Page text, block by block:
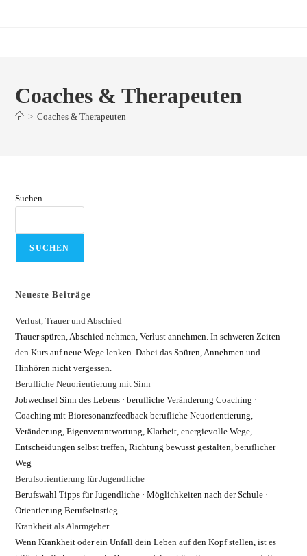
Coaches & Therapeuten
> Coaches & Therapeuten
Suchen
SUCHEN
Neueste Beiträge
Verlust, Trauer und Abschied
Trauer spüren, Abschied nehmen, Verlust annehmen. In schweren Zeiten
den Kurs auf neue Wege lenken. Dabei das Spüren, Annehmen und
Hinhören nicht vergessen.
Berufliche Neuorientierung mit Sinn
Jobwechsel Sinn des Lebens · berufliche Veränderung Coaching ·
Coaching mit Bioresonanzfeedback berufliche Neuorientierung,
Veränderung, Eigenverantwortung, Klarheit, energievolle Wege,
Entscheidungen selbst treffen, Richtung bewusst gestalten, beruflicher
Weg
Berufsorientierung für Jugendliche
Berufswahl Tipps für Jugendliche · Möglichkeiten nach der Schule ·
Orientierung Berufseinstieg
Krankheit als Alarmgeber
Wenn Krankheit oder ein Unfall dein Leben auf den Kopf stellen, ist es